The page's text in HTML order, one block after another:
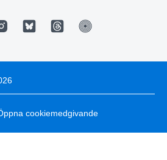
cookiemedgivande